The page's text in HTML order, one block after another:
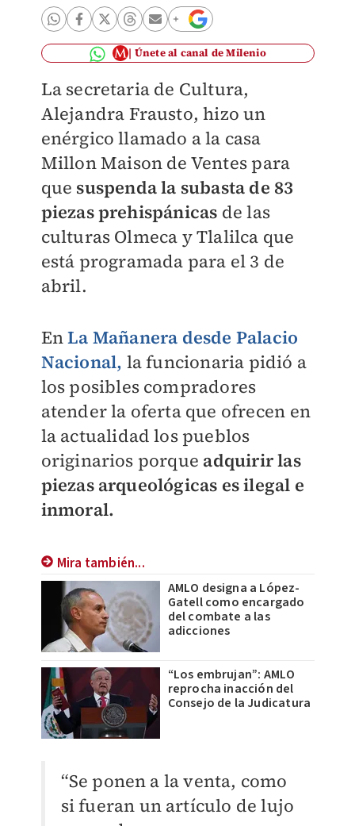
Únete al canal de Milenio
La secretaria de Cultura,
Alejandra Frausto, hizo un
enérgico llamado a la casa
Millon Maison de Ventes para
que suspenda la subasta de 83
piezas prehispánicas de las
culturas Olmeca y Tlalilca que
está programada para el 3 de
abril.
EnLa Mañanera desde Palacio
Nacional, la funcionaria pidió a
los posibles compradores
atender la oferta que ofrecen en
la actualidad los pueblos
originarios porque adquirir las
piezas arqueológicas es ilegal e
inmoral.
Mira también...
AMLO designa a López-
Gatell como encargado
del combate a las
adicciones
“Los embrujan”: AMLO
reprocha inacción del
Consejo de la Judicatura
“Se ponen a la venta, como
si fueran un artículo de lujo